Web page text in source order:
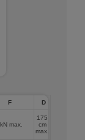
F D
max.
175
cm
max.